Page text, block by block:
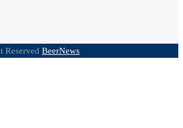
BeerNews